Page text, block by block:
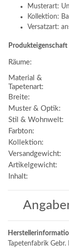
Musterart:
Kollektion:
Versatzart:
Produkteigenschaft
Räume:
Material &
Tapetenart:
Breite:
Muster & Optik:
Stil & Wohnwelt:
Farbton:
Kollektion:
Versandgewicht:
Artikelgewicht:
Inhalt:
Tapetenfabrik